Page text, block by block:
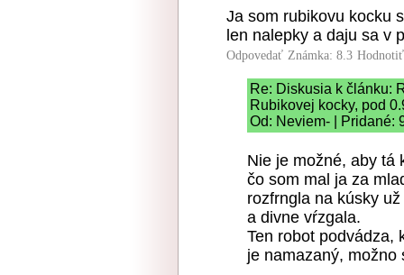
Ja som rubikovu kocku
len nalepky a daju sa v
Odpovedať Známka: 8.3
Re: Diskusia k článku:
Rubikovej kocky, pod
Od: Neviem- | Pridané:
Nie je možné, aby tá
čo som mal ja za
rozfrngla na kúsky
a divne vŕzgala.
Ten robot podvádza,
je namazaný,